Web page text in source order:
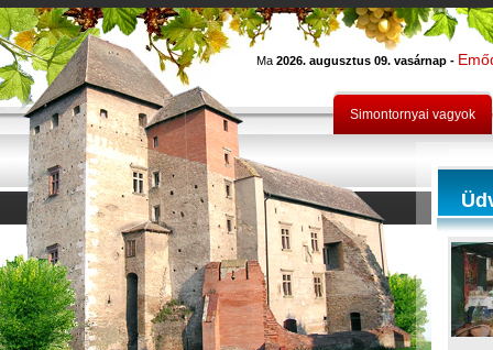
Ma 2026. augusztus 09. vasárnap -
Simontornyai vagyok